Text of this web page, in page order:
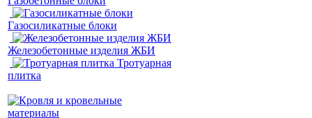
Газосиликатные блоки
Железобетонные изделия ЖБИ
Тротуарная
плитка